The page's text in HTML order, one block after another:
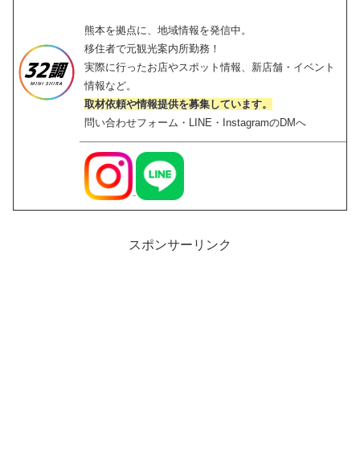
熊本を拠点に、地域情報を発信中。
移住者で元観光案内所勤務！
実際に行ったお店やスポット情報、新店舗・イベント
情報など。
取材依頼や情報提供を募集しています。
問い合わせフォーム・LINE・InstagramのDMへ
スポンサーリンク